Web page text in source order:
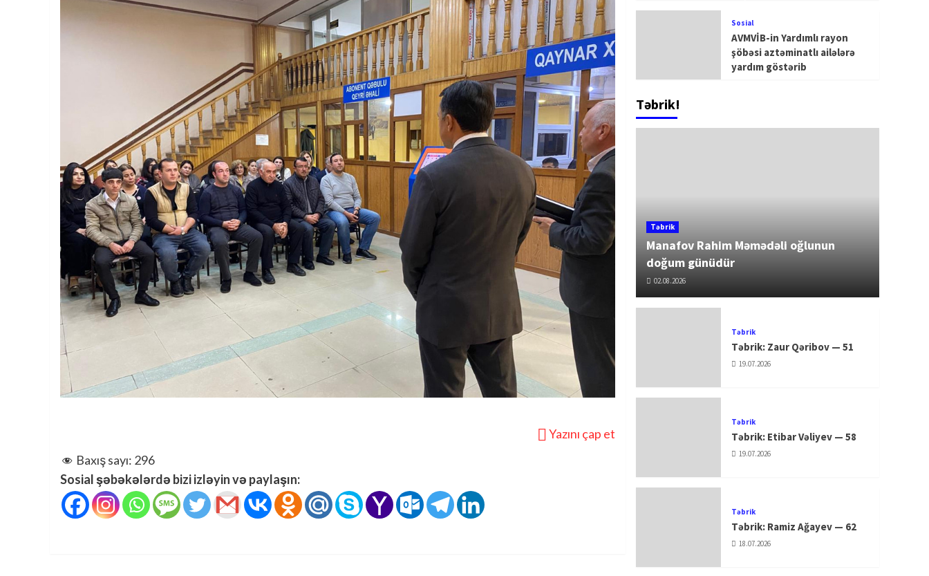
Yazını çap et
Baxış sayı: 296
Sosial şəbəkələrdə bizi izləyin və paylaşın:
Sosial
AVMVİB-in Yardımlı rayon
şöbəsi aztəminatlı ailələrə
yardım göstərib
Təbrik!
Təbrik
Manafov Rahim Məmədəli oğlunun
doğum günüdür
02.08.2026
Təbrik
Təbrik: Zaur Qəribov — 51
19.07.2026
Təbrik
Təbrik: Etibar Vəliyev — 58
19.07.2026
Təbrik
Təbrik: Ramiz Ağayev — 62
18.07.2026